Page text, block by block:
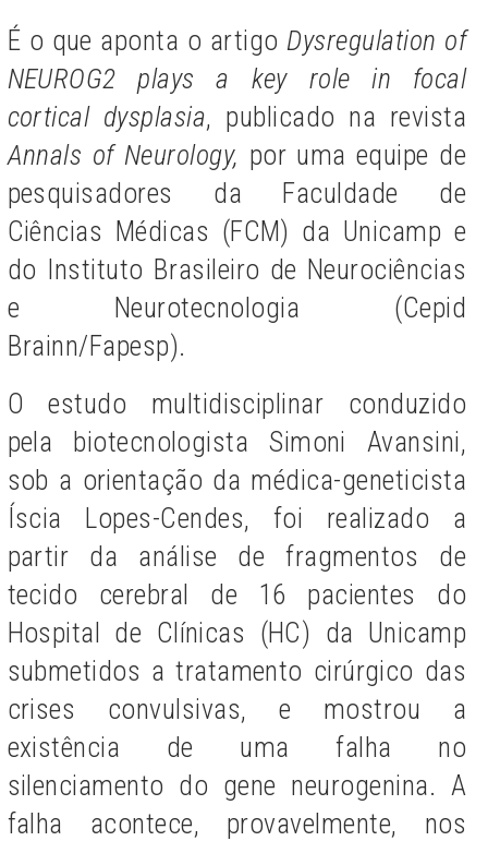
É o que aponta o artigo Dysregulation of
NEUROG2 plays a key role in focal
cortical dysplasia, publicado na revista
Annals of Neurology, por uma equipe de
pesquisadores da Faculdade de
Ciências Médicas (FCM) da Unicamp e
do Instituto Brasileiro de Neurociências
e Neurotecnologia (Cepid
Brainn/Fapesp).
O estudo multidisciplinar conduzido
pela biotecnologista Simoni Avansini,
sob a orientação da médica-geneticista
Íscia Lopes-Cendes, foi realizado a
partir da análise de fragmentos de
tecido cerebral de 16 pacientes do
Hospital de Clínicas (HC) da Unicamp
submetidos a tratamento cirúrgico das
crises convulsivas, e mostrou a
existência de uma falha no
silenciamento do gene neurogenina. A
falha acontece, provavelmente, nos